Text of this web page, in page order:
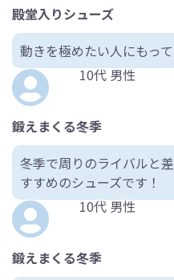
殿堂入りシューズ
動きを極めたい人にもっ
10代 男性
鍛えまくる冬季
冬季で周りのライバルと
すすめのシューズです！
10代 男性
鍛えまくる冬季